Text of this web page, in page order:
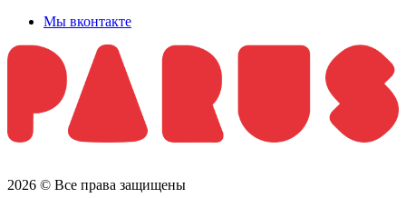
Мы вконтакте
2026 © Все права защищены